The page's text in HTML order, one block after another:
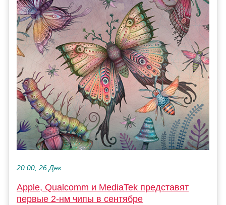
20:00, 26 Дек
Apple, Qualcomm и MediaTek представят
первые 2-нм чипы в сентябре